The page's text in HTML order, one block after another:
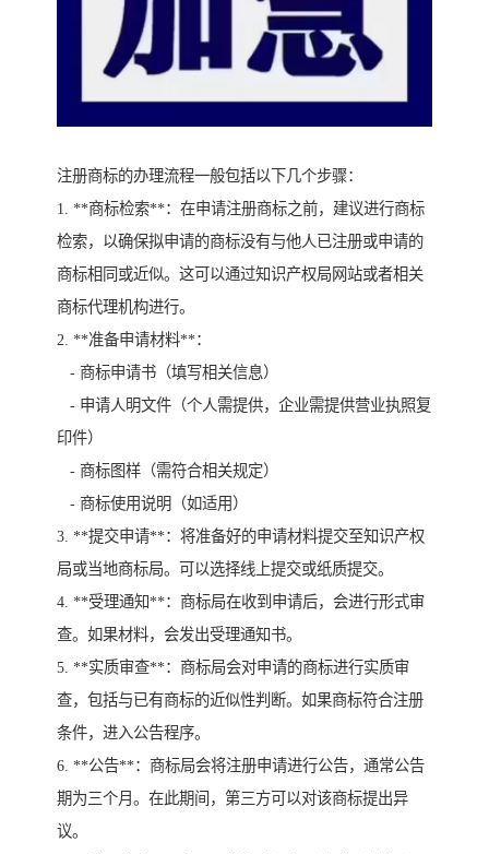
注册商标的办理流程一般包括以下几个步骤：
1. **商标检索**：在申请注册商标之前，建议进行商标
检索，以确保拟申请的商标没有与他人已注册或申请的
商标相同或近似。这可以通过知识产权局网站或者相关
商标代理机构进行。
2. **准备申请材料**：
- 商标申请书（填写相关信息）
- 申请人明文件（个人需提供，企业需提供营业执照复
印件）
- 商标图样（需符合相关规定）
- 商标使用说明（如适用）
3. **提交申请**：将准备好的申请材料提交至知识产权
局或当地商标局。可以选择线上提交或纸质提交。
4. **受理通知**：商标局在收到申请后，会进行形式审
查。如果材料，会发出受理通知书。
5. **实质审查**：商标局会对申请的商标进行实质审
查，包括与已有商标的近似性判断。如果商标符合注册
条件，进入公告程序。
6. **公告**：商标局会将注册申请进行公告，通常公告
期为三个月。在此期间，第三方可以对该商标提出异
议。